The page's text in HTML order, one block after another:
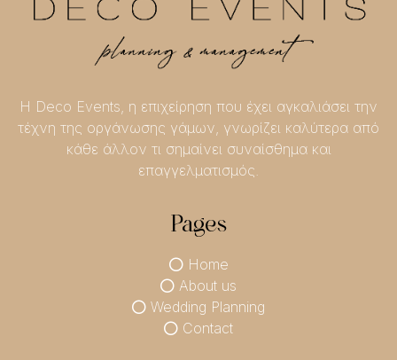
Η Deco Events, η επιχείρηση που έχει αγκαλιάσει την
τέχνη της οργάνωσης γάμων, γνωρίζει καλύτερα από
κάθε άλλον τι σημαίνει συναίσθημα και
επαγγελματισμός.
Pages
Home
About us
Wedding Planning
Contact